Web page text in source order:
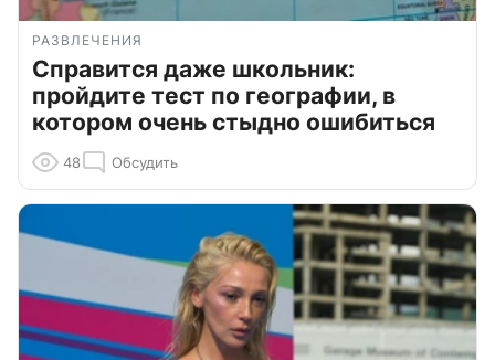
РАЗВЛЕЧЕНИЯ
Справится даже школьник:
пройдите тест по географии, в
котором очень стыдно ошибиться
48 Обсудить